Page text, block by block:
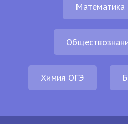
Математика
Химия ОГЭ